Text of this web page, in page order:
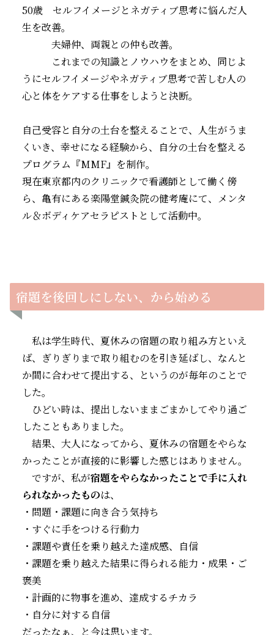
50歳 セルフイメージとネガティブ思考に悩んだ人
生を改善。
夫婦仲、両親との仲も改善。
これまでの知識とノウハウをまとめ、同じよ
うにセルフイメージやネガティブ思考で苦しむ人の
心と体をケアする仕事をしようと決断。
自己受容と自分の土台を整えることで、人生がうま
くいき、幸せになる経験から、自分の土台を整える
プログラム『MMF』を制作。
現在東京都内のクリニックで看護師として働く傍
ら、亀有にある楽陽堂鍼灸院の健考庵にて、メンタ
ル＆ボディケアセラピストとして活動中。
宿題を後回しにしない、から始める
私は学生時代、夏休みの宿題の取り組み方といえ
ば、ぎりぎりまで取り組むのを引き延ばし、なんと
か間に合わせて提出する、というのが毎年のことで
した。
ひどい時は、提出しないままごまかしてやり過ご
したこともありました。
結果、大人になってから、夏休みの宿題をやらな
かったことが直接的に影響した感じはありません。
ですが、私が宿題をやらなかったことで手に入れ
られなかったものは、
・問題・課題に向き合う気持ち
・すぐに手をつける行動力
・課題や責任を乗り越えた達成感、自信
・課題を乗り越えた結果に得られる能力・成果・ご
褒美
・計画的に物事を進め、達成するチカラ
・自分に対する自信
だったなぁ、と今は思います。